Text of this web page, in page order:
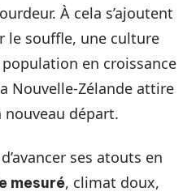
À cela s’ajoutent
le souffle, une culture
en croissance
Nouvelle-Zélande attire
départ.
ses atouts en
mesuré, climat doux,